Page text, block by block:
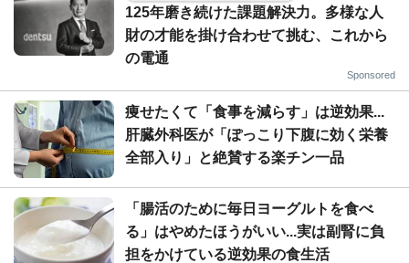
125年磨き続けた課題解決力。多様な人
財の才能を掛け合わせて挑む、これから
の電通
Sponsored
痩せたくて「食事を減らす」は逆効果...
肝臓外科医が「ぽっこり下腹に効く栄養
全部入り」と絶賛する楽チン一品
「腸活のために毎日ヨーグルトを食べ
る」はやめたほうがいい...実は副腎に負
担をかけている逆効果の食生活